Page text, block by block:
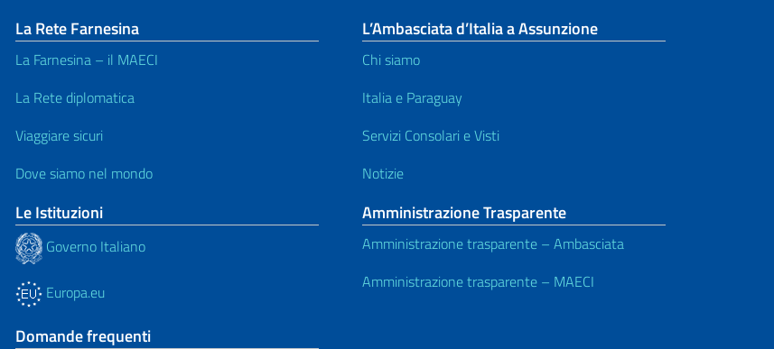
La Rete Farnesina
La Farnesina – il MAECI
La Rete diplomatica
Viaggiare sicuri
Dove siamo nel mondo
Le Istituzioni
Governo Italiano
Europa.eu
Domande frequenti
L’Ambasciata d’Italia a Assunzione
Chi siamo
Italia e Paraguay
Servizi Consolari e Visti
Notizie
Amministrazione Trasparente
Amministrazione trasparente – Ambasciata
Amministrazione trasparente – MAECI